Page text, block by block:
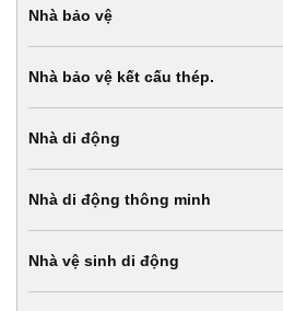
Nhà bảo vệ
Nhà bảo vệ kết cấu thép.
Nhà di động
Nhà di động thông minh
Nhà vệ sinh di động